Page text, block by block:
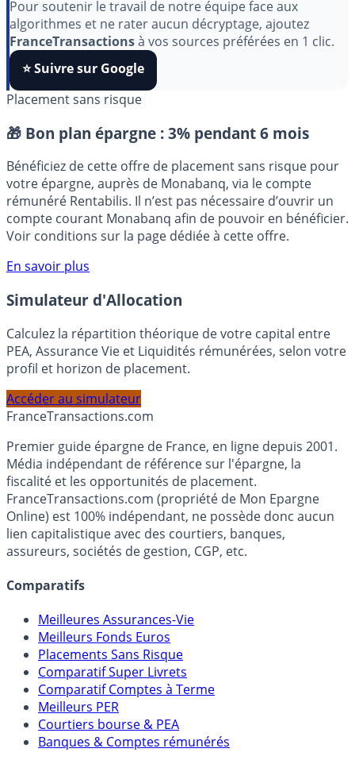
Pour soutenir le travail de notre équipe face aux
algorithmes et ne rater aucun décryptage, ajoutez
FranceTransactionsà vos sources préférées en 1 clic.
⭐️ Suivre sur Google
Placement sans risque
🎁 Bon plan épargne : 3% pendant 6 mois
Bénéficiez de cette offre de placement sans risque pour
votre épargne, auprès de Monabanq, via le compte
rémunéré Rentabilis. Il n’est pas nécessaire d’ouvrir un
compte courant Monabanq afin de pouvoir en bénéficier.
Voir conditions sur la page dédiée à cette offre.
En savoir plus
Simulateur d'Allocation
Calculez la répartition théorique de votre capital entre
PEA, Assurance Vie et Liquidités rémunérées, selon votre
profil et horizon de placement.
Accéder au simulateur
FranceTransactions.com
Premier guide épargne de France, en ligne depuis 2001.
Média indépendant de référence sur l'épargne, la
fiscalité et les opportunités de placement.
FranceTransactions.com (propriété de Mon Epargne
Online) est 100% indépendant, ne possède donc aucun
lien capitalistique avec des courtiers, banques,
assureurs, sociétés de gestion, CGP, etc.
Comparatifs
Meilleures Assurances-Vie
Meilleurs Fonds Euros
Placements Sans Risque
Comparatif Super Livrets
Comparatif Comptes à Terme
Meilleurs PER
Courtiers bourse & PEA
Banques & Comptes rémunérés